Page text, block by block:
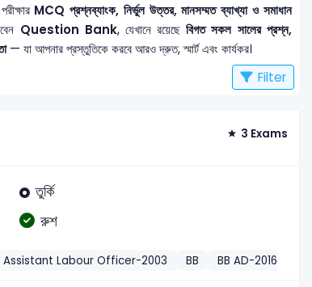
MCQ প্রশ্নব্যাংক, নির্ভুল উত্তর, মানসম্মত ব্যাখ্যা ও সমাধান
Question Bank, যেখানে রয়েছেবিগত সকল সালের প্রশ্ন,
— যা আপনার প্রস্তুতিকে করবে আরও দ্রুত, স্মার্ট এবং কার্যকর।
Filter
3 Exams
তুর্কি
রুশ
Assistant Labour Officer-2003 BB BB AD-2016